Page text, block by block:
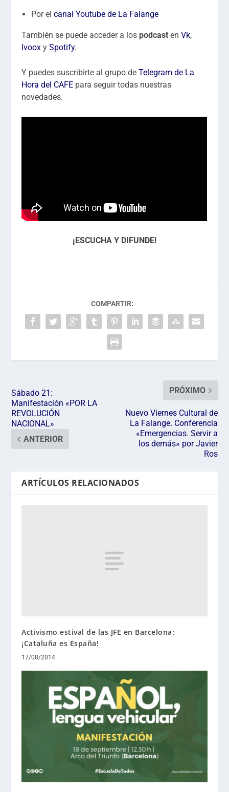
Por el canal Youtube de La Falange
También se puede acceder a los podcast enVk,
Ivoox ySpotify.
Y puedes suscribirte al grupo deTelegram de La
Hora del CAFE para seguir todas nuestras
novedades.
¡ESCUCHA Y DIFUNDE!
COMPARTIR:
Sábado 21:
Manifestación «POR LA
REVOLUCIÓN
NACIONAL»
ANTERIOR
PRÓXIMO
Nuevo Viernes Cultural de
La Falange. Conferencia
«Emergencias. Servir a
los demás» por Javier
Ros
ARTÍCULOS RELACIONADOS
Activismo estival de las JFE en Barcelona:
¡Cataluña es España!
17/08/2014